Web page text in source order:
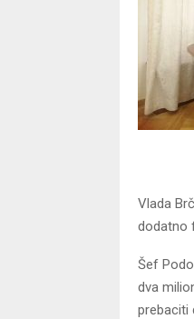
Vlada
dodatno
Šef
dva
prebaciti